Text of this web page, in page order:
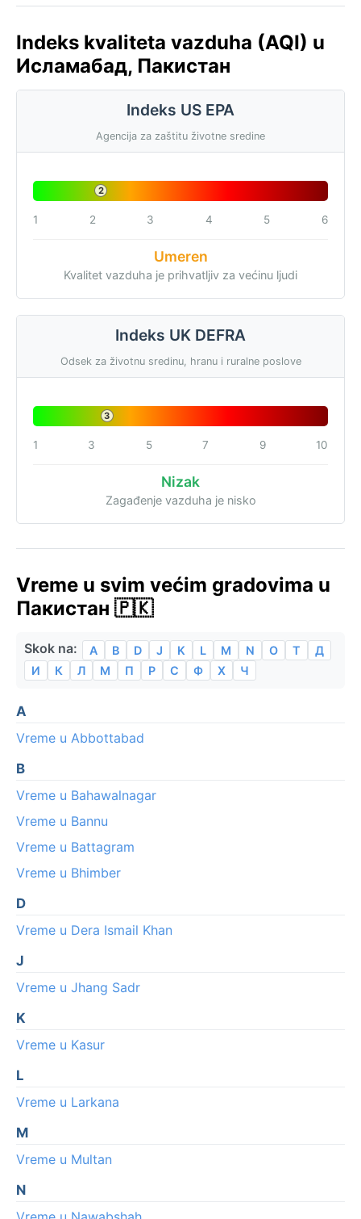
Indeks kvaliteta vazduha (AQI) u
Исламабад, Пакистан
Indeks US EPA
Agencija za zaštitu životne sredine
2
1 2 3 4 5 6
Umeren
Kvalitet vazduha je prihvatljiv za većinu ljudi
Indeks UK DEFRA
Odsek za životnu sredinu, hranu i ruralne poslove
3
1 3 5 7 9 10
Nizak
Zagađenje vazduha je nisko
Vreme u svim većim gradovima u
Пакистан 🇵🇰
Skok na: A B D J K L M N O T
Д
И
К Л М П Р С Ф Х Ч
A
Vreme u Abbottabad
B
Vreme u Bahawalnagar
Vreme u Bannu
Vreme u Battagram
Vreme u Bhimber
D
Vreme u Dera Ismail Khan
J
Vreme u Jhang Sadr
K
Vreme u Kasur
L
Vreme u Larkana
M
Vreme u Multan
N